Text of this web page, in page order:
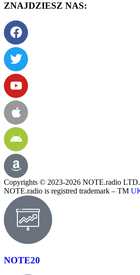
ZNAJDZIESZ NAS:
Copyrights © 2023-2026 NOTE.radio
NOTE.radio is registred trademark – TM
NOTE20